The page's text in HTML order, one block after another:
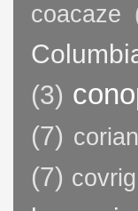
coacaze
(3)
(7)
(7) covrig